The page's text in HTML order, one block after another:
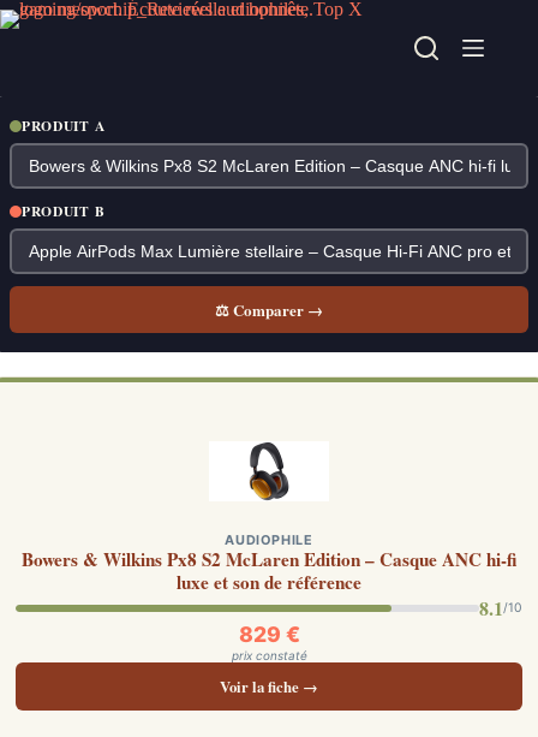
Passer
au
PRODUIT A
PRODUIT B
⚖ Comparer →
AUDIOPHILE
Bowers & Wilkins Px8 S2 McLaren Edition – Casque ANC hi-fi
luxe et son de référence
8.1/10
829 €
prix constaté
Voir la fiche →